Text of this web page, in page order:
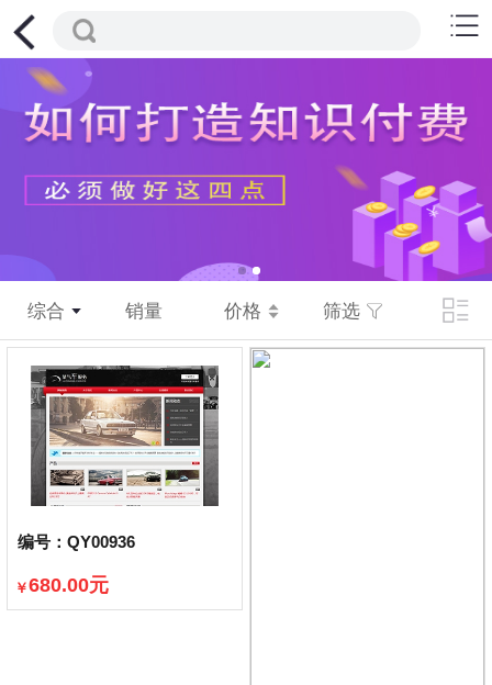
综合 销量 价格 筛选
编号：QY00936
￥680.00元